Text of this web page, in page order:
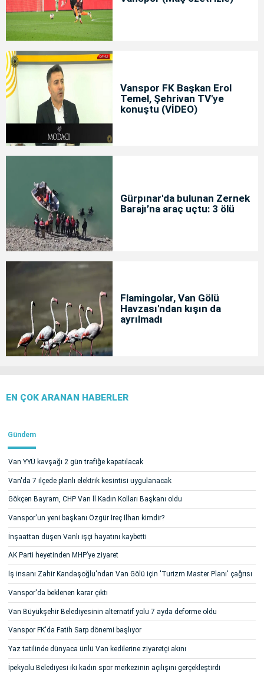
Vanspor FK Başkan Erol
Temel, Şehrivan TV'ye
konuştu (VİDEO)
Gürpınar'da bulunan Zernek
Barajı’na araç uçtu: 3 ölü
Flamingolar, Van Gölü
Havzası'ndan kışın da
ayrılmadı
EN ÇOK ARANAN HABERLER
Gündem
Van YYÜ kavşağı 2 gün trafiğe kapatılacak
Van'da 7 ilçede planlı elektrik kesintisi uygulanacak
Gökçen Bayram, CHP Van İl Kadın Kolları Başkanı oldu
Vanspor'un yeni başkanı Özgür İreç İlhan kimdir?
İnşaattan düşen Vanlı işçi hayatını kaybetti
AK Parti heyetinden MHP’ye ziyaret
İş insanı Zahir Kandaşoğlu'ndan Van Gölü için 'Turizm Master Planı' çağrısı
Vanspor'da beklenen karar çıktı
Van Büyükşehir Belediyesinin alternatif yolu 7 ayda deforme oldu
Vanspor FK'da Fatih Sarp dönemi başlıyor
Yaz tatilinde dünyaca ünlü Van kedilerine ziyaretçi akını
İpekyolu Belediyesi iki kadın spor merkezinin açılışını gerçekleştirdi